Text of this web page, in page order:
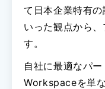
て日本企業特有
いった観点から
す。
自社に最適なパ
Workspaceを単